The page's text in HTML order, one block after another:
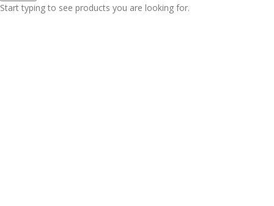
Start typing to see products you are looking for.